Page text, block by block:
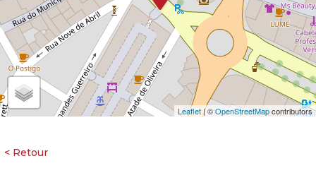
Leaflet| ©OpenStreetMapcontributors